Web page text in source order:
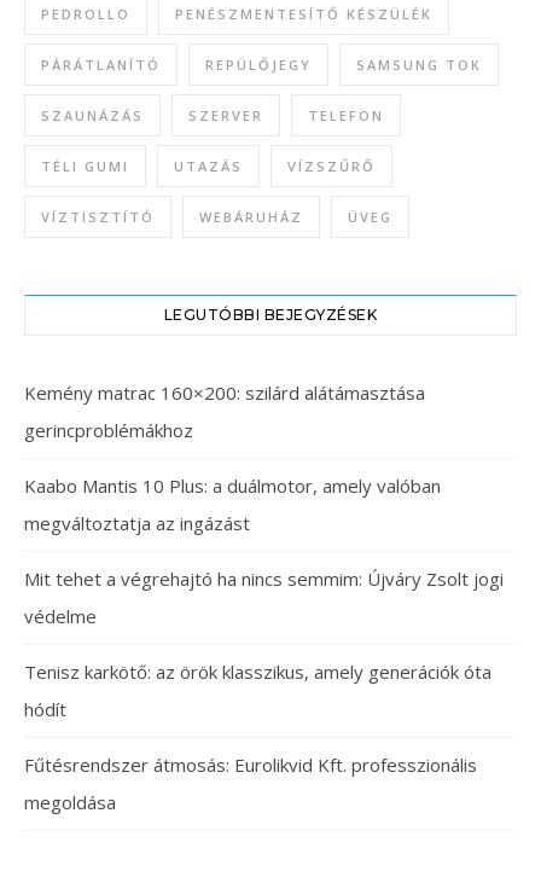
PEDROLLO PENÉSZMENTESÍTŐ KÉSZÜLÉK
PÁRÁTLANÍTÓ REPÜLŐJEGY SAMSUNG TOK
SZAUNÁZÁS SZERVER TELEFON
TÉLI GUMI UTAZÁS VÍZSZŰRŐ
VÍZTISZTÍTÓ WEBÁRUHÁZ ÜVEG
LEGUTÓBBI BEJEGYZÉSEK
Kemény matrac 160×200: szilárd alátámasztása
gerincproblémákhoz
Kaabo Mantis 10 Plus: a duálmotor, amely valóban
megváltoztatja az ingázást
Mit tehet a végrehajtó ha nincs semmim: Újváry Zsolt jogi
védelme
Tenisz karkötő: az örök klasszikus, amely generációk óta
hódít
Fűtésrendszer átmosás: Eurolikvid Kft. professzionális
megoldása